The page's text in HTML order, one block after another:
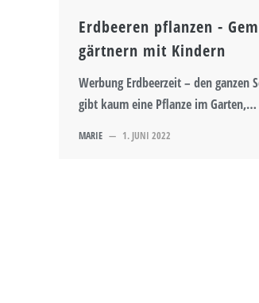
Erdbeeren pflanzen -
gärtnern mit Kindern
Werbung Erdbeerzeit – den ganzen
gibt kaum eine Pflanze im Garten,…
MARIE — 1. JUNI 2022